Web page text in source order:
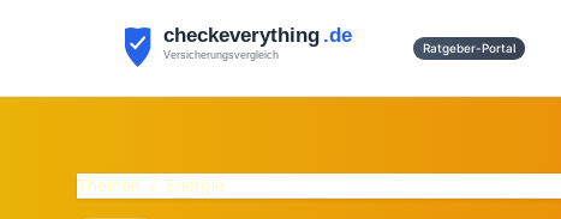
Ratgeber-Portal
Themen / Energie